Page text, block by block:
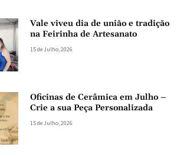
Vale viveu dia de união e tradição
na Feirinha de Artesanato
15 de Julho, 2026
Oficinas de Cerâmica em Julho –
Crie a sua Peça Personalizada
15 de Julho, 2026